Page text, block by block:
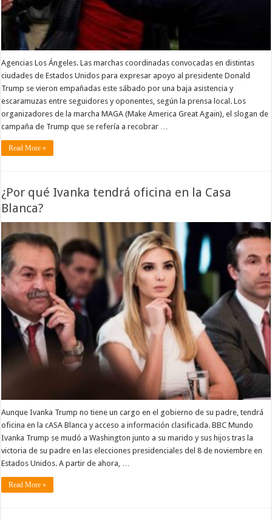
Agencias Los Ángeles. Las marchas coordinadas convocadas en distintas
ciudades de Estados Unidos para expresar apoyo al presidente Donald
Trump se vieron empañadas este sábado por una baja asistencia y
escaramuzas entre seguidores y oponentes, según la prensa local. Los
organizadores de la marcha MAGA (Make America Great Again), el slogan de
campaña de Trump que se refería a recobrar …
Read More »
¿Por qué Ivanka tendrá oficina en la Casa
Blanca?
Aunque Ivanka Trump no tiene un cargo en el gobierno de su padre, tendrá
oficina en la cASA Blanca y acceso a información clasificada. BBC Mundo
Ivanka Trump se mudó a Washington junto a su marido y sus hijos tras la
victoria de su padre en las elecciones presidenciales del 8 de noviembre en
Estados Unidos. A partir de ahora, …
Read More »